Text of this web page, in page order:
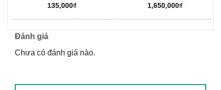
hạng5.00
5 sao
135,000₫
hạng5.00
5 sao
1,650,000₫
Đánh giá
Chưa có đánh giá nào.